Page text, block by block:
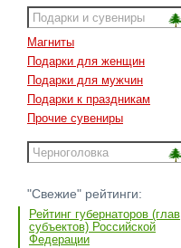
Магниты
Подарки для женщин
Подарки для мужчин
Подарки к праздникам
Прочие сувениры
"Свежие" рейтинги:
Рейтинг губернаторов (глав
субъектов) Российской
Федерации